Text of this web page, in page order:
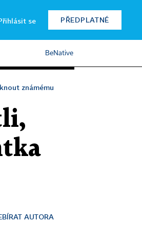
se PŘEDPLATNÉ
BeNative
známému
AUTORA